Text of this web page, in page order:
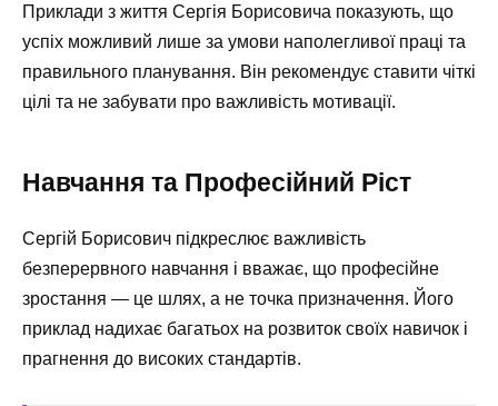
Приклади з життя Сергія Борисовича показують, що
успіх можливий лише за умови наполегливої праці та
правильного планування. Він рекомендує ставити чіткі
цілі та не забувати про важливість мотивації.
Навчання та Професійний Ріст
Сергій Борисович підкреслює важливість
безперервного навчання і вважає, що професійне
зростання — це шлях, а не точка призначення. Його
приклад надихає багатьох на розвиток своїх навичок і
прагнення до високих стандартів.